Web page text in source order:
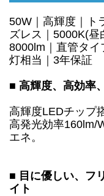
50W｜高輝度｜ト
ズレス｜5000K(
8000lm｜直管タイ
灯相当｜3年保証
■ 高輝度、高効率
高輝度LEDチップ
高発光効率160lm/
エネ。
■ 目に優しい、フ
イト